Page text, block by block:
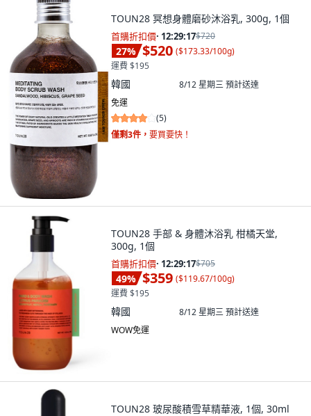
TOUN28 冥想身體磨砂沐浴乳, 300g, 1個
首購折扣價· 12:29:15$720
27% $520 ($173.33/100g)
運費 $195
韓國 8/12 星期三預計送達
免運
(5)
僅剩3件， 要買要快！
TOUN28 手部 & 身體沐浴乳 柑橘天堂,
300g, 1個
首購折扣價· 12:29:15$705
49% $359 ($119.67/100g)
運費 $195
韓國 8/12 星期三預計送達
WOW免運
TOUN28 玻尿酸積雪草精華液, 1個, 30ml